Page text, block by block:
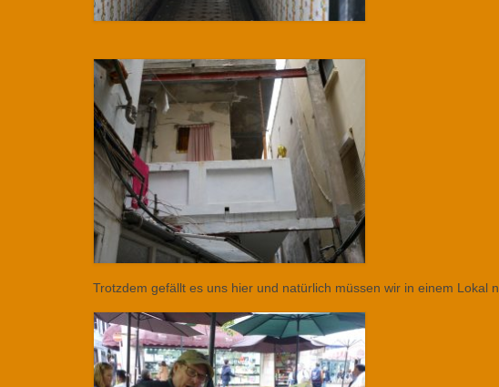
Trotzdem gefällt es uns hier und natürlich müssen wir in einem Lokal